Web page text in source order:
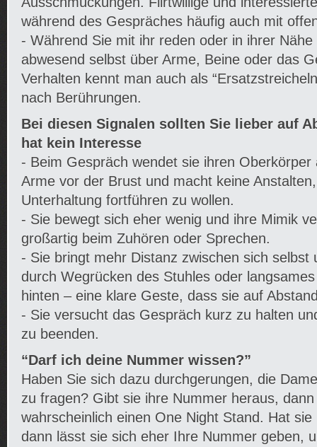
während des Gespräches häufig auch mit
- Während Sie mit ihr reden oder in ihrer
abwesend selbst über Arme, Beine oder das
Verhalten kennt man auch als
nach Berührungen.
Bei diesen Signalen sollten Sie lieber auf
hat kein Interesse
- Beim Gespräch wendet sie ihren
Arme vor der Brust und macht keine
Unterhaltung fortführen zu wollen.
- Sie bewegt sich eher wenig und ihre Mimik
großartig beim Zuhören oder Sprechen.
- Sie bringt mehr Distanz zwischen sich selbst
durch Wegrücken des Stuhles oder
hinten – eine klare Geste, dass sie auf
- Sie versucht das Gespräch kurz zu halten
zu beenden.
“Darf ich deine Nummer wissen?”
Haben Sie sich dazu durchgerungen, die
zu fragen? Gibt sie ihre Nummer heraus,
wahrscheinlich einen One Night Stand. Hat
dann lässt sie sich eher Ihre Nummer geben,